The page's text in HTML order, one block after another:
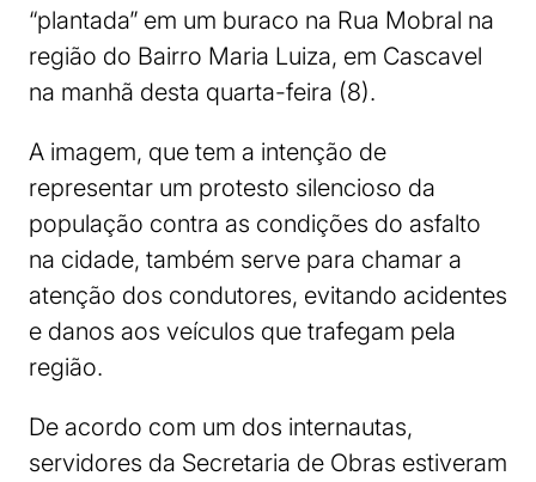
“plantada” em um buraco na Rua Mobral na
região do Bairro Maria Luiza, em Cascavel
na manhã desta quarta-feira (8).
A imagem, que tem a intenção de
representar um protesto silencioso da
população contra as condições do asfalto
na cidade, também serve para chamar a
atenção dos condutores, evitando acidentes
e danos aos veículos que trafegam pela
região.
De acordo com um dos internautas,
servidores da Secretaria de Obras estiveram